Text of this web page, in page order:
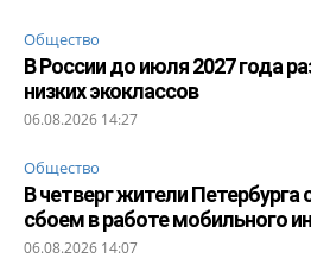
Общество
В России до июля 2027 года
низких экоклассов
06.08.2026 14:27
Общество
В четверг жители Петербурга
сбоем в работе мобильного
06.08.2026 14:07